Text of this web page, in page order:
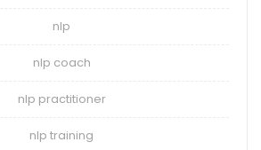
nlp
nlp coach
nlp practitioner
nlp training